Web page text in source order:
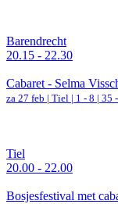
Barendrecht
20.15 - 22.30
Cabaret - Selma
za 27 feb | Tiel | 1 - 8 | 35
Tiel
20.00 - 22.00
Bosjesfestival met